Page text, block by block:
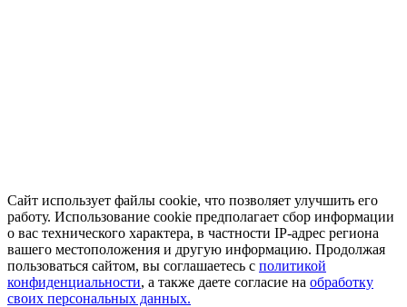
Сайт использует файлы cookie, что позволяет улучшить его
работу. Использование cookie предполагает сбор информации
о вас технического характера, в частности IP-адрес региона
вашего местоположения и другую информацию. Продолжая
пользоваться сайтом, вы соглашаетесь с политикой
конфиденциальности, а также даете согласие на обработку
своих персональных данных.